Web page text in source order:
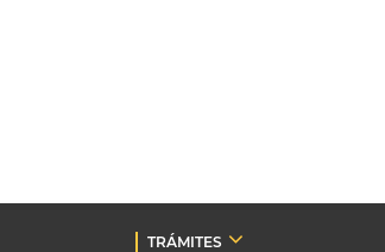
TRÁMITES